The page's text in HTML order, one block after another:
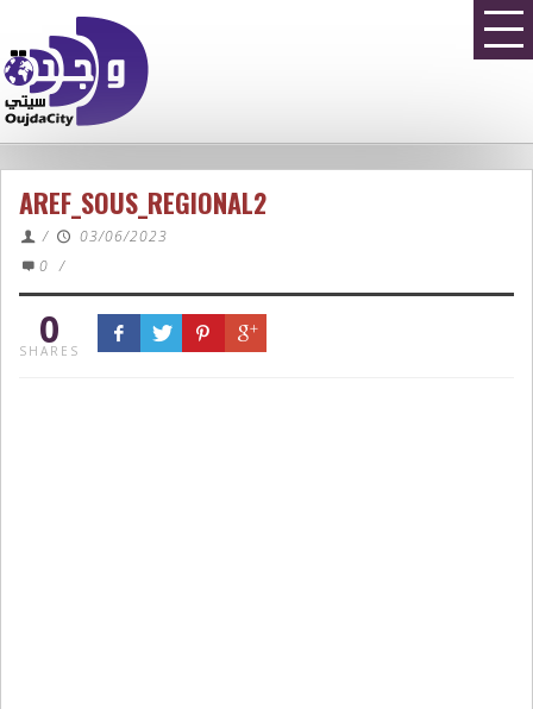
AREF_SOUS_REGIONAL2
/
03/06/2023
0 /
0
SHARES